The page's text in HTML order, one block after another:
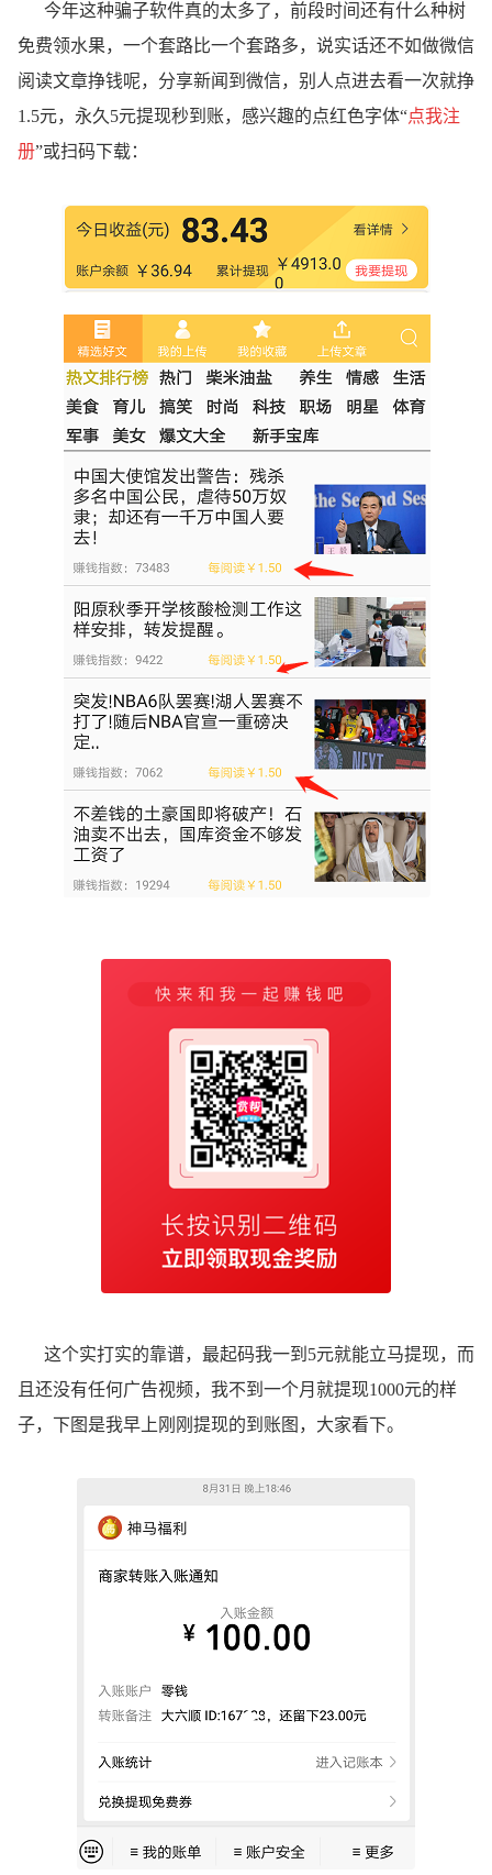
今年这种骗子软件真的太多了，前段时间还有什么种树
免费领水果，一个套路比一个套路多，说实话还不如做微信
阅读文章挣钱呢，分享新闻到微信，别人点进去看一次就挣
1.5元，永久5元提现秒到账，感兴趣的点红色字体“点我注
册”或扫码下载：
这个实打实的靠谱，最起码我一到5元就能立马提现，而
且还没有任何广告视频，我不到一个月就提现1000元的样
子，下图是我早上刚刚提现的到账图，大家看下。